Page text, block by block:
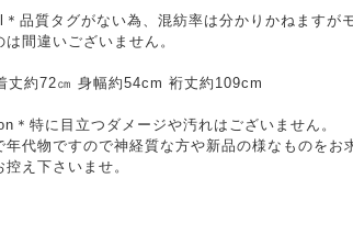
品質タグがない為、混紡率は分かりかねますが
は間違いございません。
丈約72㎝ 身幅約54cm 裄丈約109cm
＊特に目立つダメージや汚れはございません。
年代物ですので神経質な方や新品の様なものをお
控え下さいませ。